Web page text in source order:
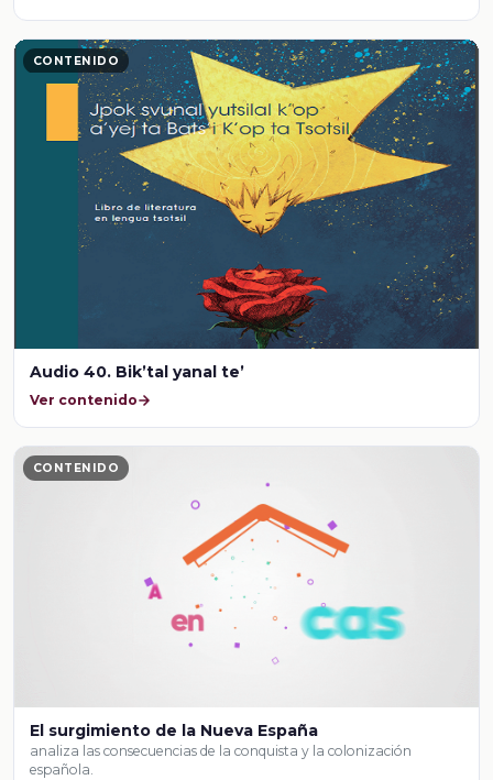
CONTENIDO
Audio 40. Bik’tal yanal te’
Ver contenido
CONTENIDO
El surgimiento de la Nueva España
analiza las consecuencias de la conquista y la colonización
española.